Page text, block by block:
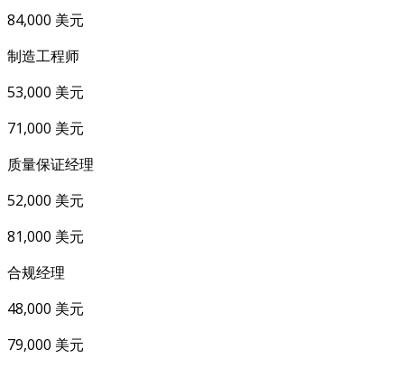
84,000 美元
制造工程师
53,000 美元
71,000 美元
质量保证经理
52,000 美元
81,000 美元
合规经理
48,000 美元
79,000 美元